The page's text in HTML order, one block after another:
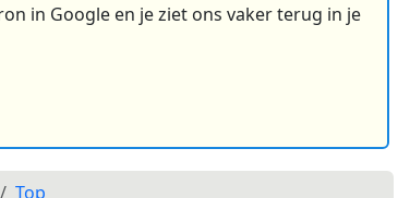
in Google en je ziet ons vaker terug in je
Top